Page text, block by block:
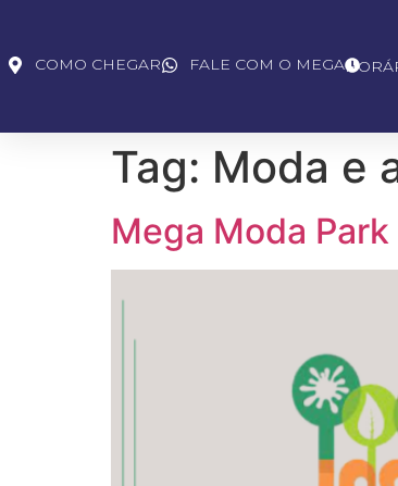
COMO CHEGAR FALE COM O MEGA
Tag: Moda e
Mega Moda